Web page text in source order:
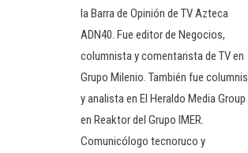
la Barra de Opinión de TV Azteca
ADN40. Fue editor de Negocios,
columnista y comentarista de TV en
Grupo Milenio. También fue
y analista en El Heraldo Media Group
en Reaktor del Grupo IMER.
Comunicólogo tecnoruco y